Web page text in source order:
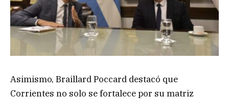
Asimismo, Braillard Poccard destacó que
Corrientes no solo se fortalece por su matriz